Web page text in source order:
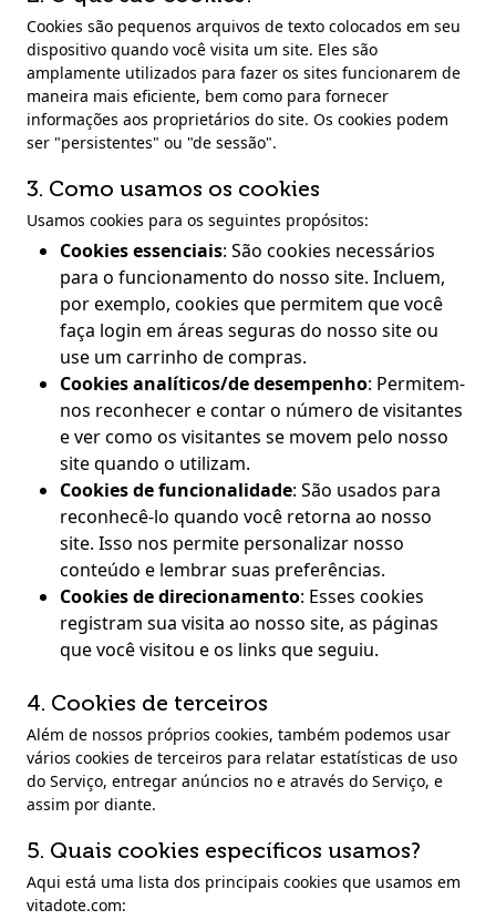
Cookies são pequenos arquivos de texto colocados em seu
dispositivo quando você visita um site. Eles são
amplamente utilizados para fazer os sites funcionarem de
maneira mais eficiente, bem como para fornecer
informações aos proprietários do site. Os cookies podem
ser "persistentes" ou "de sessão".
3. Como usamos os cookies
Usamos cookies para os seguintes propósitos:
Cookies essenciais: São cookies necessários
para o funcionamento do nosso site. Incluem,
por exemplo, cookies que permitem que você
faça login em áreas seguras do nosso site ou
use um carrinho de compras.
Cookies analíticos/de desempenho: Permitem-
nos reconhecer e contar o número de visitantes
e ver como os visitantes se movem pelo nosso
site quando o utilizam.
Cookies de funcionalidade: São usados para
reconhecê-lo quando você retorna ao nosso
site. Isso nos permite personalizar nosso
conteúdo e lembrar suas preferências.
Cookies de direcionamento: Esses cookies
registram sua visita ao nosso site, as páginas
que você visitou e os links que seguiu.
4. Cookies de terceiros
Além de nossos próprios cookies, também podemos usar
vários cookies de terceiros para relatar estatísticas de uso
do Serviço, entregar anúncios no e através do Serviço, e
assim por diante.
5. Quais cookies específicos usamos?
Aqui está uma lista dos principais cookies que usamos em
vitadote.com: